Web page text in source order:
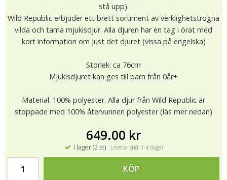
stå upp).
Wild Republic erbjuder ett brett sortiment av verklighetstrogna
vilda och tama mjukisdjur. Alla djuren har en tag i örat med
kort information om just det djuret (vissa på engelska)
Storlek: ca 76cm
Mjukisdjuret kan ges till barn från 0år+
Material: 100% polyester. Alla djur från Wild Republic är
stoppade med 100% återvunnen polyester (läs mer nedan)
649.00 kr
I lager (2 st) Leveranstid: 1-4 dagar
KÖP